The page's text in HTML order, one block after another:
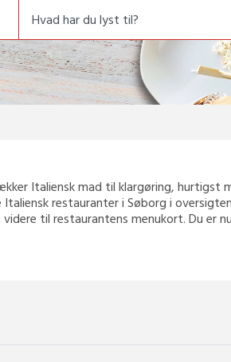
Italiensk mad til klargøring,
restauranter i Søborg i
til restaurantens menukort. Du er